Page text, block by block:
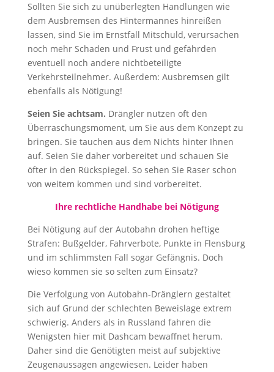
Sollten Sie sich zu unüberlegten Handlungen wie
dem Ausbremsen des Hintermannes hinreißen
lassen, sind Sie im Ernstfall Mitschuld, verursachen
noch mehr Schaden und Frust und gefährden
eventuell noch andere nichtbeteiligte
Verkehrsteilnehmer. Außerdem: Ausbremsen gilt
ebenfalls als Nötigung!
Seien Sie achtsam. Drängler nutzen oft den
Überraschungsmoment, um Sie aus dem Konzept zu
bringen. Sie tauchen aus dem Nichts hinter Ihnen
auf. Seien Sie daher vorbereitet und schauen Sie
öfter in den Rückspiegel. So sehen Sie Raser schon
von weitem kommen und sind vorbereitet.
Ihre rechtliche Handhabe bei Nötigung
Bei Nötigung auf der Autobahn drohen heftige
Strafen: Bußgelder, Fahrverbote, Punkte in Flensburg
und im schlimmsten Fall sogar Gefängnis. Doch
wieso kommen sie so selten zum Einsatz?
Die Verfolgung von Autobahn-Dränglern gestaltet
sich auf Grund der schlechten Beweislage extrem
schwierig. Anders als in Russland fahren die
Wenigsten hier mit Dashcam bewaffnet herum.
Daher sind die Genötigten meist auf subjektive
Zeugenaussagen angewiesen. Leider haben